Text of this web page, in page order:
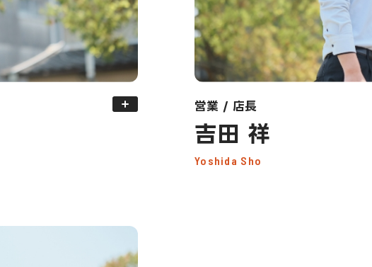
営業 / 店長
吉田 祥
Yoshida Sho